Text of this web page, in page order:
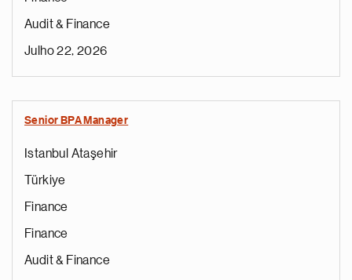
Audit & Finance
Julho 22, 2026
Senior BPA Manager
Istanbul Ataşehir
Türkiye
Finance
Finance
Audit & Finance